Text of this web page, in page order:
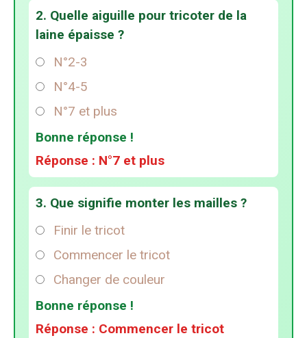
2. Quelle aiguille pour tricoter de la
laine épaisse ?
N°2-3
N°4-5
N°7 et plus
Bonne réponse !
Réponse : N°7 et plus
3. Que signifie monter les mailles ?
Finir le tricot
Commencer le tricot
Changer de couleur
Bonne réponse !
Réponse : Commencer le tricot